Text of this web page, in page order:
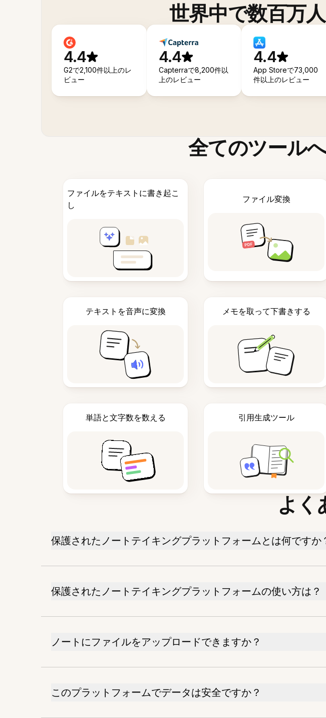
世界中で数百万
4.4
G2で2,100件以上のレ
ビュー
4.4
Capterraで8,200件以
上のレビュー
4.4
App Storeで73,000
件以上のレビュー
全てのツール
ファイルをテキストに書き起こ
し
ファイル変換
テキストを音声に変換 メモを取って下書きする
単語と文字数を数える 引用生成ツール
よく
保護されたノートテイキングプラットフォームとは何ですか
保護されたノートテイキングプラットフォームの使い方は？
ノートにファイルをアップロードできますか？
このプラットフォームでデータは安全ですか？